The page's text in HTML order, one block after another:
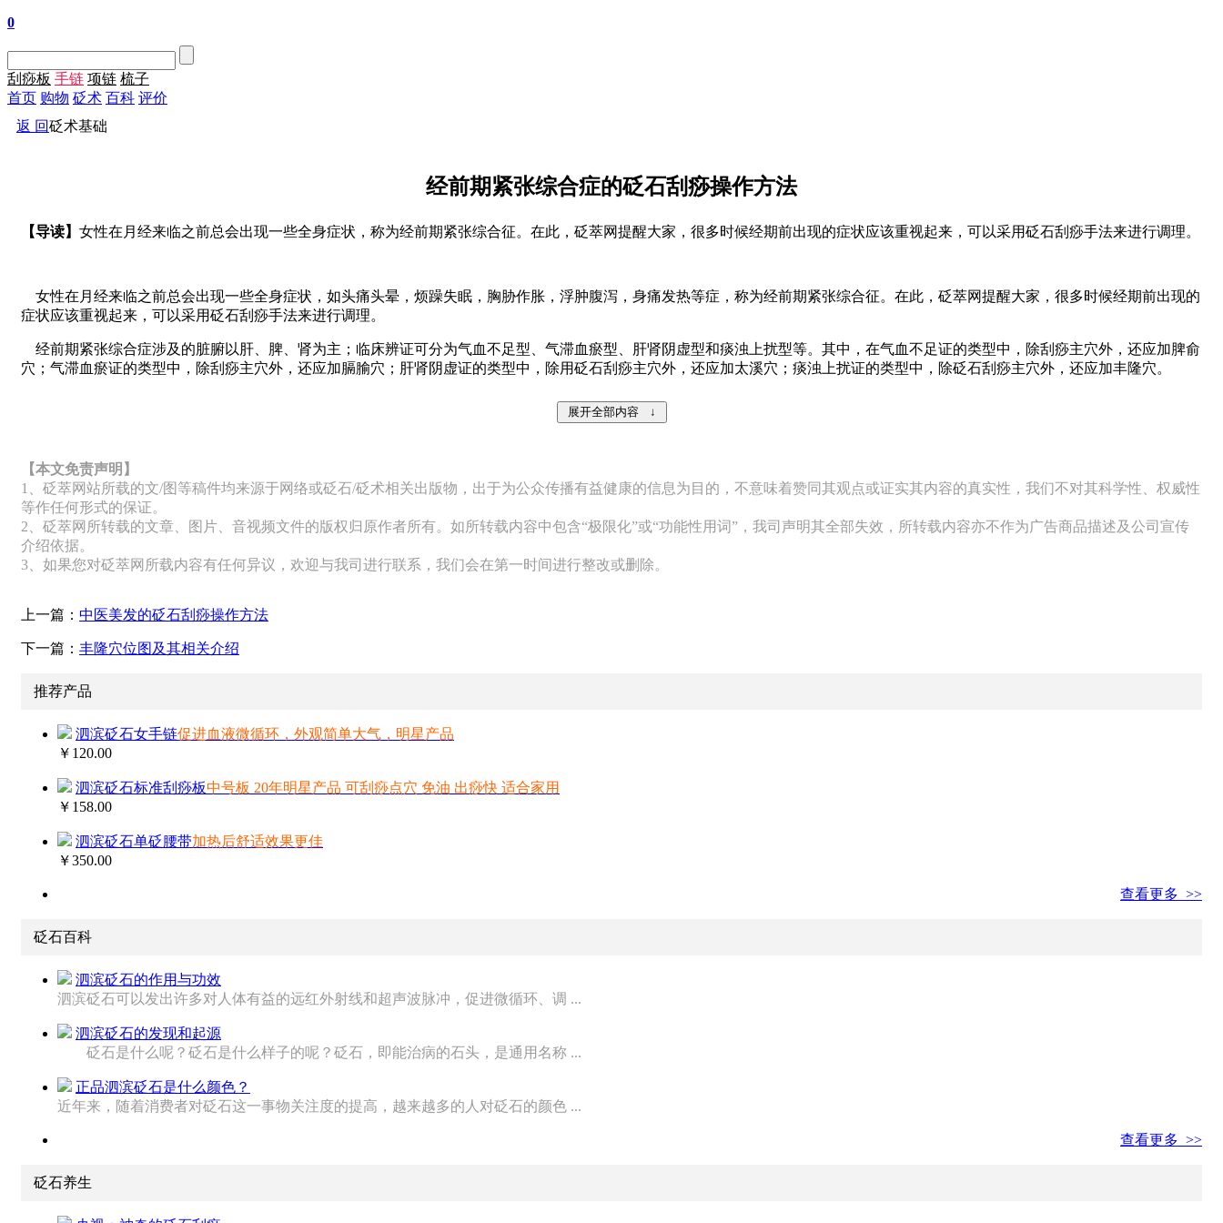
0
刮痧板 手链 项链 梳子
首页 购物 砭术 百科 评价
返 回砭术基础
经前期紧张综合症的砭石刮痧操作方法
【导读】 女性在月经来临之前总会出现一些全身症状，称为经前期紧张综合征。在此，砭萃网提醒大家，很多时候经期前出现的症状应该重视起来，可以采用砭石刮痧手法来进行调理。
女性在月经来临之前总会出现一些全身症状，如头痛头晕，烦躁失眠，胸胁作胀，浮肿腹泻，身痛发热等症，称为经前期紧张综合征。在此，砭萃网提醒大家，很多时候经期前出现的
症状应该重视起来，可以采用砭石刮痧手法来进行调理。
经前期紧张综合症涉及的脏腑以肝、脾、肾为主；临床辨证可分为气血不足型、气滞血瘀型、肝肾阴虚型和痰浊上扰型等。其中，在气血不足证的类型中，除刮痧主穴外，还应加脾俞
穴；气滞血瘀证的类型中，除刮痧主穴外，还应加膈腧穴；肝肾阴虚证的类型中，除用砭石刮痧主穴外，还应加太溪穴；痰浊上扰证的类型中，除砭石刮痧主穴外，还应加丰隆穴。
【本文免责声明】
1、砭萃网站所载的文/图等稿件均来源于网络或砭石/砭术相关出版物，出于为公众传播有益健康的信息为目的，不意味着赞同其观点或证实其内容的真实性，我们不对其科学性、权威性
等作任何形式的保证。
2、砭萃网所转载的文章、图片、音视频文件的版权归原作者所有。如所转载内容中包含“极限化”或“功能性用词”，我司声明其全部失效，所转载内容亦不作为广告商品描述及公司宣传
介绍依据。
3、如果您对砭萃网所载内容有任何异议，欢迎与我司进行联系，我们会在第一时间进行整改或删除。
上一篇： 中医美发的砭石刮痧操作方法
下一篇： 丰隆穴位图及其相关介绍
推荐产品
泗滨砭石女手链促进血液微循环，外观简单大气，明星产品
￥120.00
泗滨砭石标准刮痧板中号板 20年明星产品 可刮痧点穴 免油 出痧快 适合家用
￥158.00
泗滨砭石单砭腰带加热后舒适效果更佳
￥350.00
查看更多 >>
砭石百科
泗滨砭石的作用与功效
泗滨砭石可以发出许多对人体有益的远红外射线和超声波脉冲，促进微循环、调 ...
泗滨砭石的发现和起源
砭石是什么呢？砭石是什么样子的呢？砭石，即能治病的石头，是通用名称 ...
正品泗滨砭石是什么颜色？
近年来，随着消费者对砭石这一事物关注度的提高，越来越多的人对砭石的颜色 ...
查看更多 >>
砭石养生